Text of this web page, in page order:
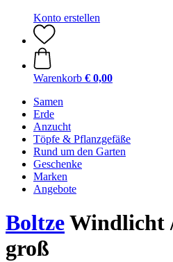
Konto erstellen
Warenkorb € 0,00
Samen
Erde
Anzucht
Töpfe & Pflanzgefäße
Rund um den Garten
Geschenke
Marken
Angebote
BoltzeWindlicht
groß